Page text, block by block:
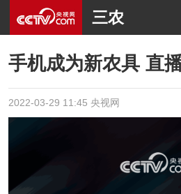
三农
手机成为新农具 直
2022-03-29 11:45 央视网